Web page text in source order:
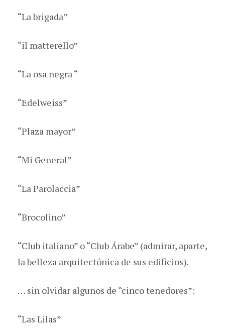
“La brigada”
“il matterello”
“La osa negra “
“Edelweiss”
“Plaza mayor”
“Mi General”
“La Parolaccia”
“Brocolino”
“Club italiano” o “Club Árabe” (admirar, aparte,
la belleza arquitectónica de sus edificios).
… sin olvidar algunos de “cinco tenedores”:
“Las Lilas”